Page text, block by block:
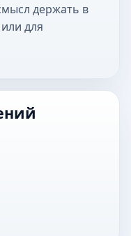
держать в
для